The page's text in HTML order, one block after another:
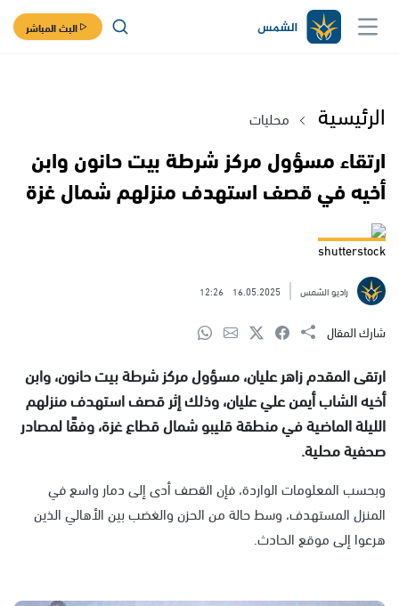
البث المباشر
الرئيسية محليات
ارتقاء مسؤول مركز شرطة بيت حانون وابن
أخيه في قصف استهدف منزلهم شمال غزة
shutterstock
راديو الشمس 16.05.2025
12:26
شارك المقال
ارتقى المقدم زاهر عليان، مسؤول مركز شرطة بيت حانون، وابن
أخيه الشاب أيمن علي عليان، وذلك إثر قصف استهدف منزلهم
الليلة الماضية في منطقة قليبو شمال قطاع غزة، وفقًا لمصادر
صحفية محلية.
وبحسب المعلومات الواردة، فإن القصف أدى إلى دمار واسع في
المنزل المستهدف، وسط حالة من الحزن والغضب بين الأهالي الذين
هرعوا إلى موقع الحادث.